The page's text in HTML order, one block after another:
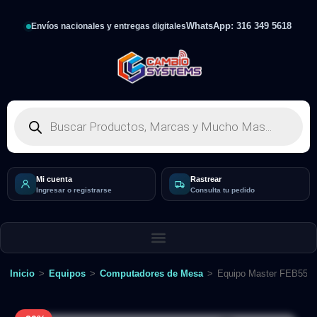
Envíos nacionales y entregas digitalesWhatsApp: 316 349 5618
Mi cuenta
Ingresar o registrarse
Rastrear
Consulta tu pedido
Inicio > Equipos > Computadores de Mesa > Equipo Master